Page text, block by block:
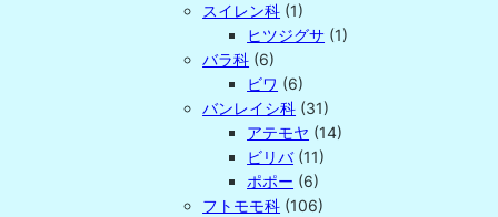
スイレン科 (1)
ヒツジグサ (1)
バラ科 (6)
ビワ (6)
バンレイシ科 (31)
アテモヤ (14)
ビリバ(11)
ポポー (6)
フトモモ科 (106)